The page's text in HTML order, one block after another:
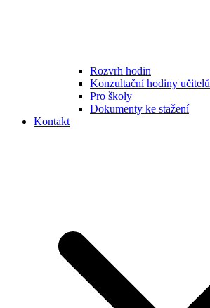
Rozvrh hodin
Konzultační hodiny učitelů
Pro školy
Dokumenty ke stažení
Kontakt